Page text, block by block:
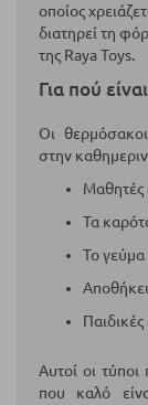
οποίος
διατηρεί τη
της Raya Toys.
Για πού
Οι
στην
Μαθητές
Τα
Το
Αυτοί οι
που καλό